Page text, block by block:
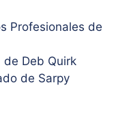
Profesionales de
de Deb Quirk
de Sarpy